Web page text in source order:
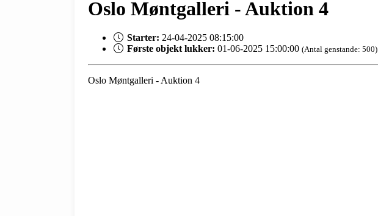
Oslo Møntgalleri - Auktion 4
Starter: 24-04-2025 08:15:00
Første objekt lukker: 01-06-2025 15:00:00 (Antal genstande: 500)
Oslo Møntgalleri - Auktion 4